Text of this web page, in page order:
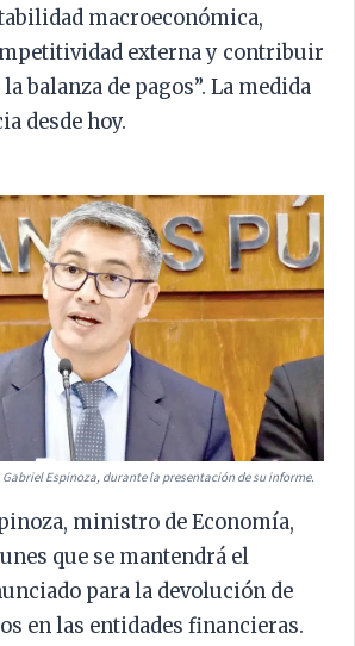
macroeconómica,
externa y contribuir
balanza de pagos”. La medida
desde hoy.
Espinoza, durante la presentación de su informe.
ministro de Economía,
que se mantendrá el
para la devolución de
en las entidades financieras.